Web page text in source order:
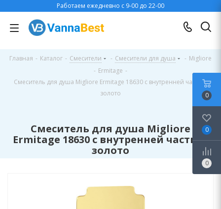
Работаем ежедневно с 9-00 до 22-00
Главная - Каталог - Смесители - Смесители для душа - Migliore
- Ermitage -
Смеситель для душа Migliore Ermitage 18630 с внутренней частью,
золото
Смеситель для душа Migliore
Ermitage 18630 с внутренней частью,
золото
0
0
0